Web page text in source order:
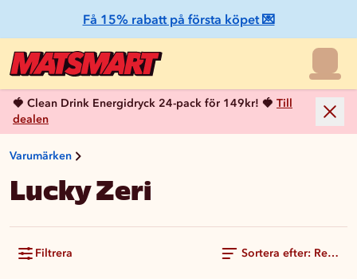
Få 15% rabatt på första köpet 💌
🍓 Clean Drink Energidryck 24-pack för 149kr! 🍓 Till
dealen
Varumärken
Lucky Zeri
Filtrera Sortera efter: